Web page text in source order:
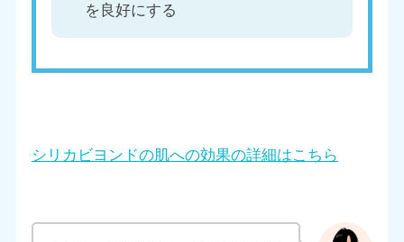
を良好にする
シリカビヨンドの肌への効果の詳細はこちら